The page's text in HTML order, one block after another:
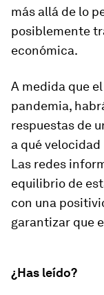
más allá de lo
posiblemente
económica.
A medida que
pandemia,
respuestas de
a qué
Las redes
equilibrio de
con una
garantizar que
¿Has leído?